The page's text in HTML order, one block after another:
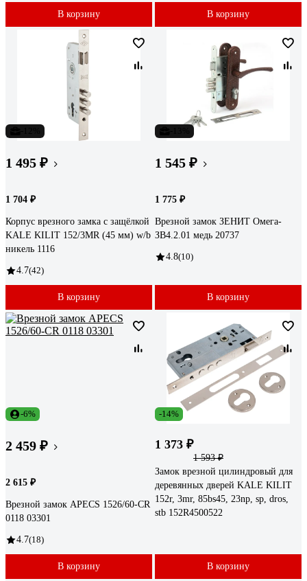
В корзину В корзину
1 495 ₽
1 704 ₽
Корпус врезного замка с защёлкой
KALE KILIT 152/3MR (45 мм) w/b
никель 1116
4.7(42)
В корзину
1 545 ₽
1 775 ₽
Врезной замок ЗЕНИТ Омега-
ЗВ4.2.01 медь 20737
4.8(10)
В корзину
-6%
2 459 ₽
2 615 ₽
Врезной замок APECS 1526/60-CR
0118 03301
4.7(18)
В корзину
-14%
1 373 ₽
1 593 ₽
Замок врезной цилиндровый для
деревянных дверей KALE KILIT
152r, 3mr, 85bs45, 23np, sp, dros,
stb 152R4500522
В корзину